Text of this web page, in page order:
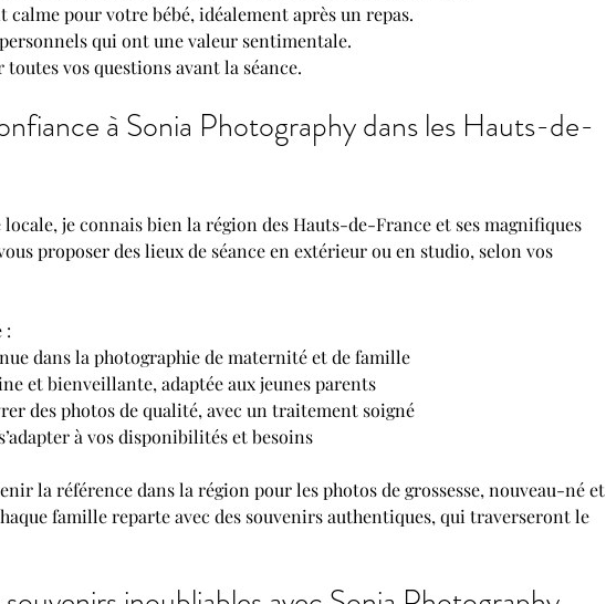
calme pour votre bébé, idéalement après un repas.
qui ont une valeur sentimentale.
toutes vos questions avant la séance.
à Sonia Photography dans les Hauts-de-
je connais bien la région des Hauts-de-France et ses magnifiques
proposer des lieux de séance en extérieur ou en studio, selon vos
:
dans la photographie de maternité et de famille
et bienveillante, adaptée aux jeunes parents
des photos de qualité, avec un traitement soigné
à vos disponibilités et besoins
la référence dans la région pour les photos de grossesse, nouveau-né et
famille reparte avec des souvenirs authentiques, qui traverseront le